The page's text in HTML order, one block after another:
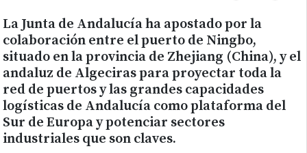
La Junta de Andalucía ha apostado por la
colaboración entre el puerto de Ningbo,
situado en la provincia de Zhejiang (China), y el
andaluz de Algeciras para proyectar toda la
red de puertos y las grandes capacidades
logísticas de Andalucía como plataforma del
Sur de Europa y potenciar sectores
industriales que son claves.